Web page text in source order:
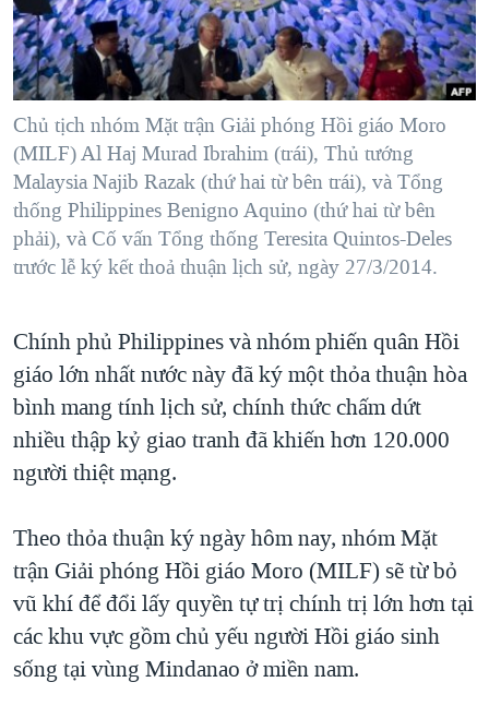
"Tìm"NGƯỜI VIỆT HẢI NGOẠI
ĐỜI SỐNG
KINH TẾ
KHOA HỌC
SỨC KHOẺ
VĂN HOÁ
THỂ THAO
TẠI
HÀNH TRÌNH BẦU CỬ 2024
MỘT NĂM CHIẾN TRANH TẠI DẢI GAZA
GIẢI MÃ VÀNH ĐAI & CON ĐƯỜNG
NGÀY TỊ NẠN THẾ GIỚI
TRỊNH VĨNH BÌNH - NGƯỜI HẠ 'BÊN THẮNG CUỘC'
GROUND ZERO – XƯA VÀ NAY
CHI PHÍ CHIẾN TRANH AFGHANISTAN
THƯỢNG ĐỈNH TRUMP-KIM TẠI VIỆT NAM
TRỊNH VĨNH BÌNH VS. CHÍNH PHỦ VIỆT NAM
NGƯ DÂN VIỆT VÀ LÀN SÓNG TRỘM HẢI SÂM
BÊN KIA QUỐC LỘ: TIẾNG VỌNG TỪ NÔNG THÔN MỸ
VIDEO
NGHE
MẠNG XÃ HỘI
Ngôn ngữ khác
Chủ tịch nhóm Mặt trận Giải phóng Hồi giáo Moro
(MILF) Al Haj Murad Ibrahim (trái), Thủ tướng
Malaysia Najib Razak (thứ hai từ bên trái), và Tổng
thống Philippines Benigno Aquino (thứ hai từ bên
phải), và Cố vấn Tổng thống Teresita Quintos-Deles
trước lễ ký kết thoả thuận lịch sử, ngày 27/3/2014.
Chính phủ Philippines và nhóm phiến quân Hồi
giáo lớn nhất nước này đã ký một thỏa thuận hòa
bình mang tính lịch sử, chính thức chấm dứt
nhiều thập kỷ giao tranh đã khiến hơn 120.000
người thiệt mạng.
Theo thỏa thuận ký ngày hôm nay, nhóm Mặt
trận Giải phóng Hồi giáo Moro (MILF) sẽ từ bỏ
vũ khí để đổi lấy quyền tự trị chính trị lớn hơn tại
các khu vực gồm chủ yếu người Hồi giáo sinh
sống tại vùng Mindanao ở miền nam.